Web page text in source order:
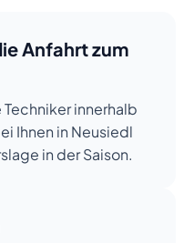
Anfahrt zum
innerhalb
Ihnen in Neusiedl
in der Saison.